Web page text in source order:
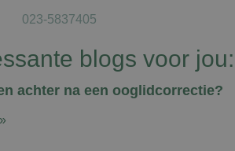
023-5837405
blogs voor jou:
achter na een ooglidcorrectie?